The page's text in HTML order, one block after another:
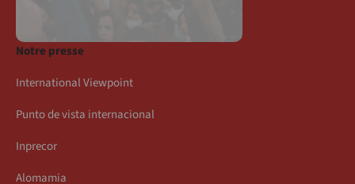
Notre presse
International Viewpoint
Punto de vista internacional
Inprecor
Alomamia